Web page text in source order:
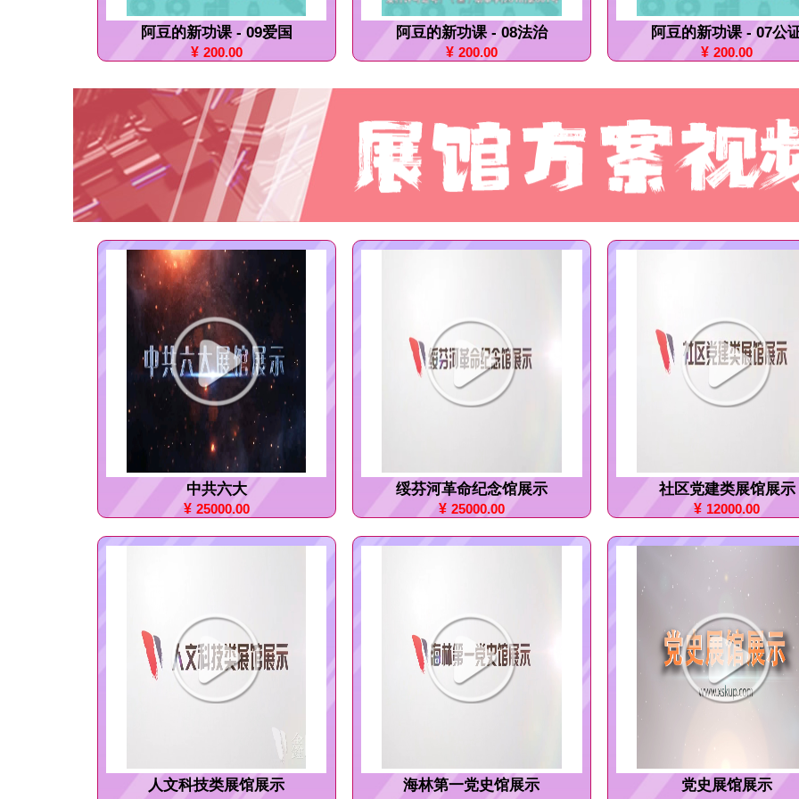
阿豆的新功课 - 09爱国
¥ 200.00
阿豆的新功课 - 08法治
¥ 200.00
阿豆的新功课 - 07公
¥ 200.00
中共六大
¥ 25000.00
绥芬河革命纪念馆展示
¥ 25000.00
社区党建类展馆展示
¥ 12000.00
人文科技类展馆展示 海林第一党史馆展示 党史展馆展示